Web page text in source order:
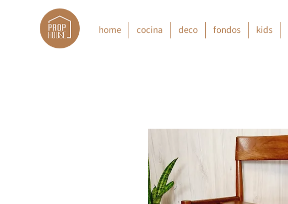
home cocina deco fondos kids